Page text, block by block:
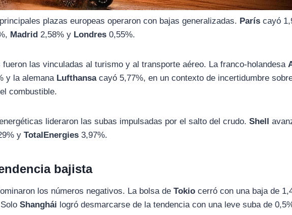
plazas europeas operaron con bajas generalizadas. París cayó
Madrid 2,58% y Londres 0,55%.
las vinculadas al turismo y al transporte aéreo. La franco-holandesa
y la alemana Lufthansacayó 5,77%, en un contexto de incertidumbre
combustible.
lideraron las subas impulsadas por el salto del crudo.Shell
yTotalEnergies 3,97%.
bajista
los números negativos. La bolsa deTokio cerró con una baja de
SoloShanghái logró desmarcarse de la tendencia con una leve suba de